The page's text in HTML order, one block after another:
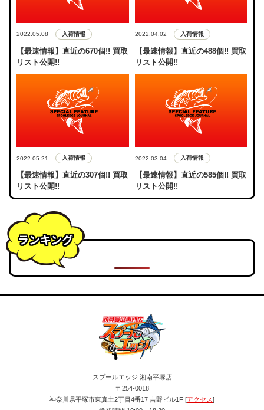
2022.05.08 入荷情報
【最速情報】直近の670個!! 買取
リスト公開!!
2022.04.02 入荷情報
【最速情報】直近の488個!! 買取
リスト公開!!
2022.05.21 入荷情報
【最速情報】直近の307個!! 買取
リスト公開!!
2022.03.04 入荷情報
【最速情報】直近の585個!! 買取
リスト公開!!
ランキング
スプールエッジ 湘南平塚店
〒254-0018
神奈川県平塚市東真土2丁目4番17 吉野ビル1F [アクセス]